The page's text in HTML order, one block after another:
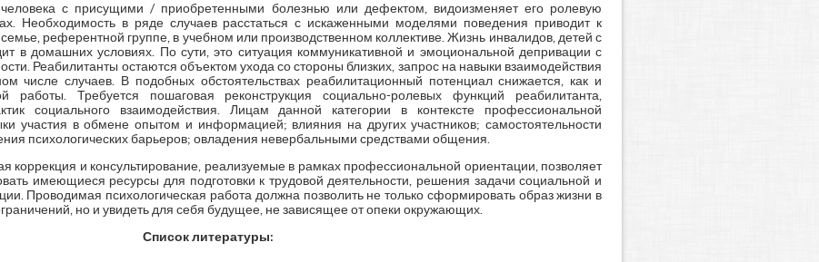
человека с присущими / приобретенными болезнью или дефектом, видоизменяет его ролевую
Необходимость в ряде случаев расстаться с искаженными моделями поведения приводит к
референтной группе, в учебном или производственном коллективе. Жизнь инвалидов, детей с
в домашних условиях. По сути, это ситуация коммуникативной и эмоциональной депривации с
Реабилитанты остаются объектом ухода со стороны близких, запрос на навыки взаимодействия
числе случаев. В подобных обстоятельствах реабилитационный потенциал снижается, как и
работы. Требуется пошаговая реконструкция социально-ролевых функций реабилитанта,
социального взаимодействия. Лицам данной категории в контексте профессиональной
участия в обмене опытом и информацией; влияния на других участников; самостоятельности
психологических барьеров; овладения невербальными средствами общения.
коррекция и консультирование, реализуемые в рамках профессиональной ориентации, позволяет
имеющиеся ресурсы для подготовки к трудовой деятельности, решения задачи социальной и
Проводимая психологическая работа должна позволить не только сформировать образ жизни в
но и увидеть для себя будущее, не зависящее от опеки окружающих.
Список литературы: